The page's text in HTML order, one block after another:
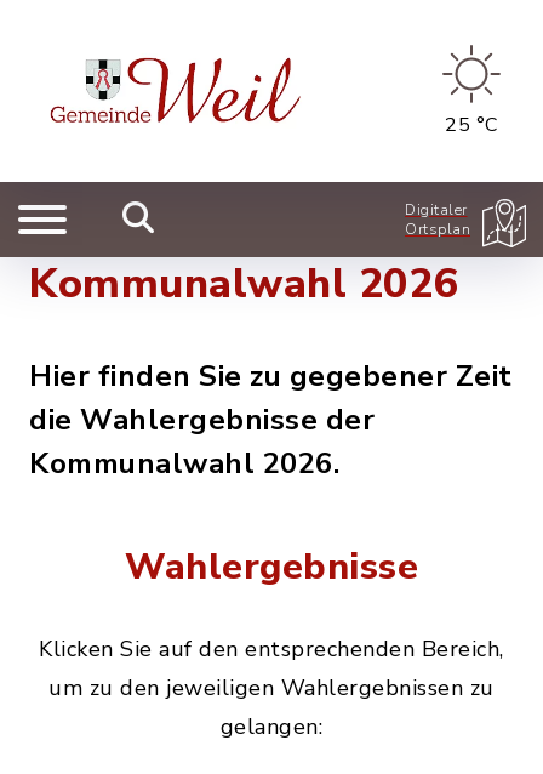
25 °C
Digitaler
Ortsplan
Kommunalwahl 2026
Hier finden Sie zu gegebener Zeit
die Wahlergebnisse der
Kommunalwahl 2026.
Wahlergebnisse
Klicken Sie auf den entsprechenden Bereich,
um zu den jeweiligen Wahlergebnissen zu
gelangen: